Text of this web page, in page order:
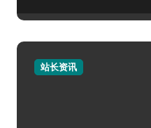
站长资讯